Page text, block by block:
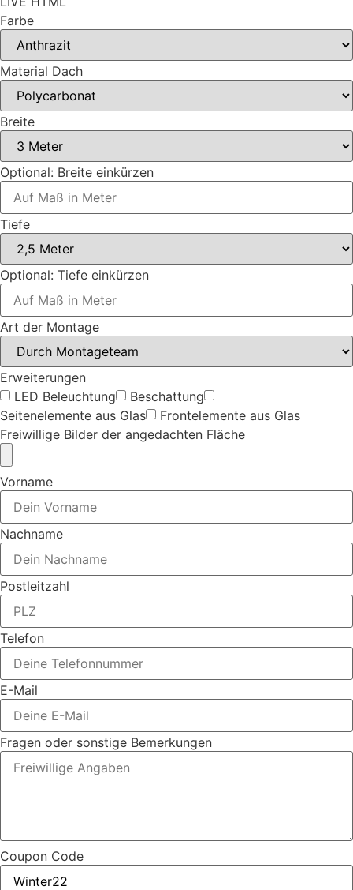
Farbe
Material Dach
Breite
Optional: Breite einkürzen
Tiefe
Optional: Tiefe einkürzen
Art der Montage
Erweiterungen
LED Beleuchtung
Beschattung
Seitenelemente aus Glas
Frontelemente aus Glas
Freiwillige Bilder der angedachten Fläche
Vorname
Nachname
Postleitzahl
Telefon
E-Mail
Fragen oder sonstige Bemerkungen
Coupon Code